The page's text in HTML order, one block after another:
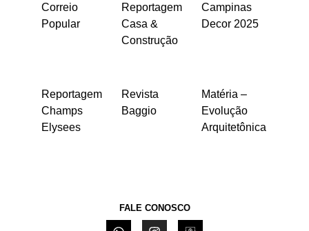
Correio
Popular
Reportagem
Casa &
Construção
Campinas
Decor 2025
Reportagem
Champs
Elysees
Revista
Baggio
Matéria –
Evolução
Arquitetônica
FALE CONOSCO